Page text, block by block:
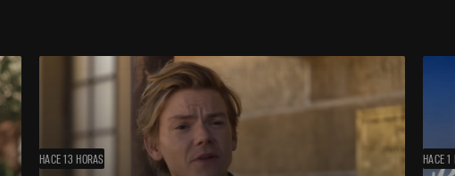
HACE 13 HORAS HACE 1